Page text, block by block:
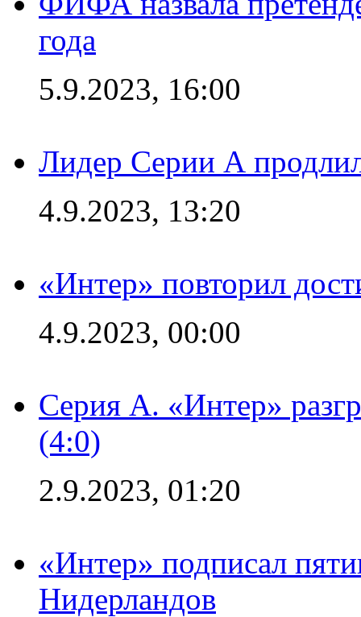
года
5.9.2023, 16:00
Лидер Серии А
4.9.2023, 13:20
«Интер» повторил
4.9.2023, 00:00
Серия А. «Интер»
(4:0)
2.9.2023, 01:20
«Интер» подписал
Нидерландов